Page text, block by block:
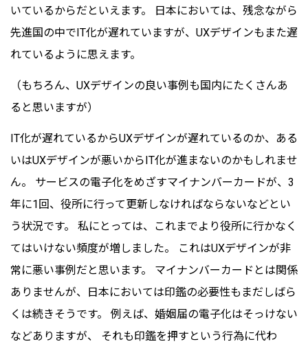
いているからだといえます。 日本においては、残念ながら
先進国の中でIT化が遅れていますが、UXデザインもまた遅
れているように思えます。
（もちろん、UXデザインの良い事例も国内にたくさんあ
ると思いますが）
IT化が遅れているからUXデザインが遅れているのか、ある
いはUXデザインが悪いからIT化が進まないのかもしれませ
ん。 サービスの電子化をめざすマイナンバーカードが、3
年に1回、役所に行って更新しなければならないなどとい
う状況です。 私にとっては、これまでより役所に行かなく
てはいけない頻度が増しました。 これはUXデザインが非
常に悪い事例だと思います。 マイナンバーカードとは関係
ありませんが、日本においては印鑑の必要性もまだしばら
くは続きそうです。 例えば、婚姻届の電子化はそっけない
などありますが、 それも印鑑を押すという行為に代わ